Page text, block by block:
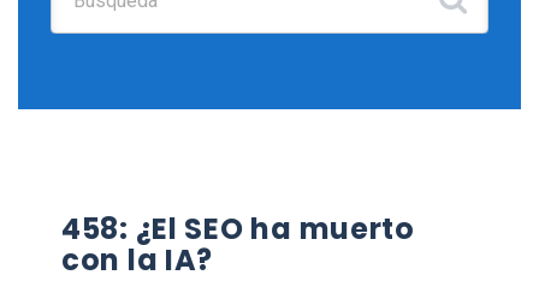
458: ¿El SEO ha muerto
con la IA?